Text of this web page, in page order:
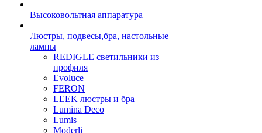
Высоковольтная аппаратура
Люстры, подвесы,бра, настольные
лампы
REDIGLE светильники из
профиля
Evoluce
FERON
LEEK люстры и бра
Lumina Deco
Lumis
Moderli